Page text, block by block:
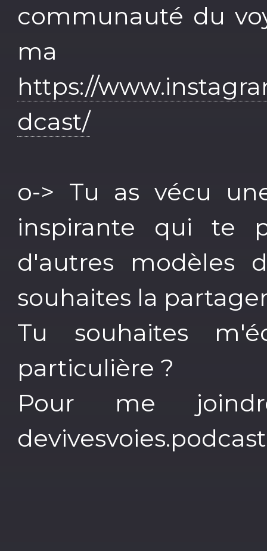
communauté du
ma
https://
dcast/
o-> Tu as vécu
inspirante qui te
d'autres modèles
souhaites la
Tu souhaites
particulière ?
Pour me